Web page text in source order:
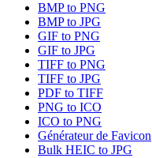
BMP to PNG
BMP to JPG
GIF to PNG
GIF to JPG
TIFF to PNG
TIFF to JPG
PDF to TIFF
PNG to ICO
ICO to PNG
Générateur de Favicon
Bulk HEIC to JPG